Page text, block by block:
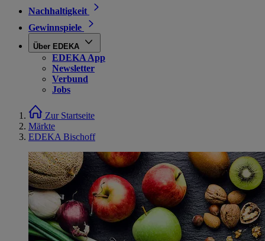
Nachhaltigkeit
Gewinnspiele
Über EDEKA
EDEKA App
Newsletter
Verbund
Jobs
Zur Startseite
Märkte
EDEKA Bischoff